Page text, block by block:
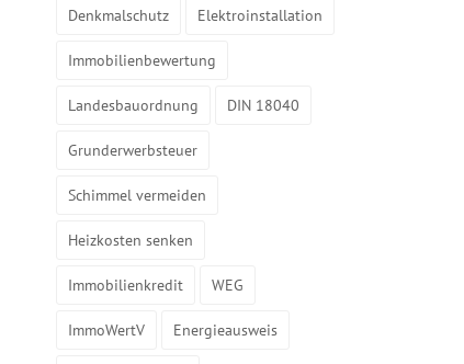
Denkmalschutz Elektroinstallation
Immobilienbewertung
Landesbauordnung DIN 18040
Grunderwerbsteuer
Schimmel vermeiden
Heizkosten senken
Immobilienkredit WEG
ImmoWertV Energieausweis